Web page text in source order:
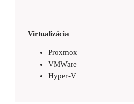
Virtualizácia
Proxmox
VMWare
Hyper-V